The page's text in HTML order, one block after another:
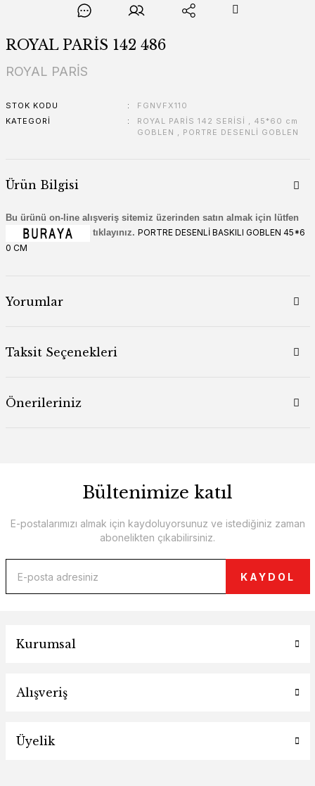
ROYAL PARİS 142 486
ROYAL PARİS
STOK KODU
FGNVFX110
KATEGORI
ROYAL PARİS 142 SERİSİ , 45*60 cm
GOBLEN , PORTRE DESENLİ GOBLEN
Ürün Bilgisi
Bu ürünü on-line alışveriş sitemiz üzerinden satın almak için lütfen
tıklayınız. PORTRE DESENLİ BASKILI GOBLEN 45*6
0 CM
Yorumlar
Taksit Seçenekleri
Önerileriniz
Bültenimize katıl
E-postalarımızı almak için kaydoluyorsunuz ve istediğiniz zaman
abonelikten çıkabilirsiniz.
KAYDOL
Kurumsal
Alışveriş
Üyelik